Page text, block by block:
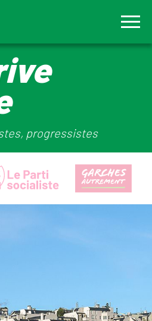
progressistes